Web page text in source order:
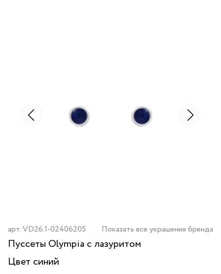
арт.VD26.1-02406205 Показать все украшения бренда
Пуссеты Olympia с лазуритом
Цвет синий